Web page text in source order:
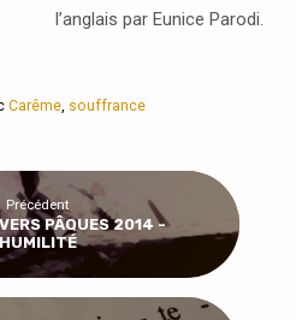
l’anglais par Eunice Parodi.
Carême, souffrance
Précédent
PÂQUES 2014 -